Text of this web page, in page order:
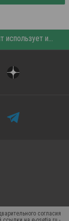
Этот сайт использует «cookies». Также сайт использует интернет-сервис для сбора технических данных касательно посетителей с целью получения маркетинговой и статистической информации. Условия обработки данных посетителей сайта см.
согласия